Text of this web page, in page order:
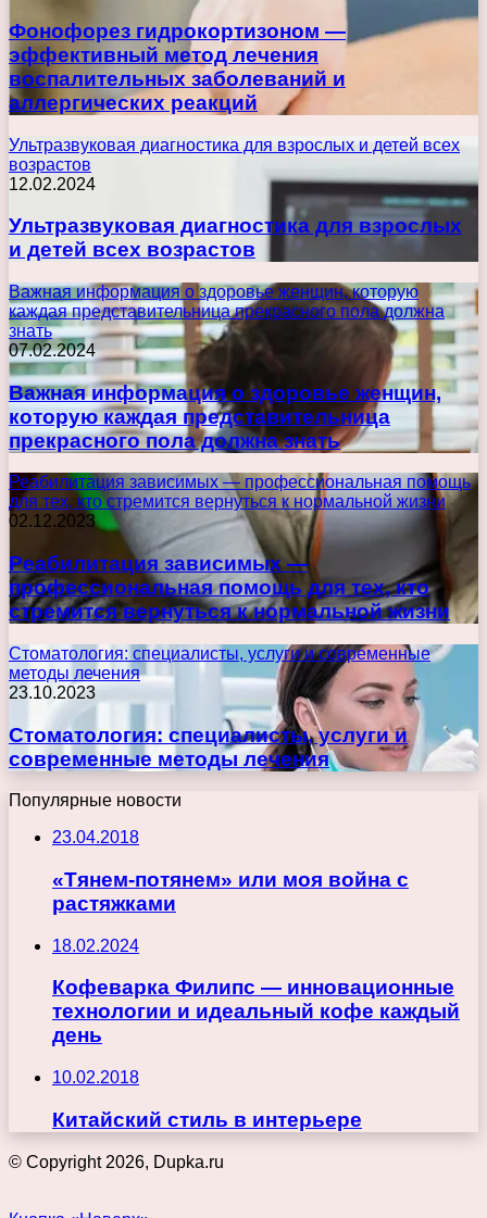
Фонофорез гидрокортизоном —
эффективный метод лечения
воспалительных заболеваний и
аллергических реакций
Ультразвуковая диагностика для взрослых и детей всех
возрастов
12.02.2024
Ультразвуковая диагностика для взрослых
и детей всех возрастов
Важная информация о здоровье женщин, которую
каждая представительница прекрасного пола должна
знать
07.02.2024
Важная информация о здоровье женщин,
которую каждая представительница
прекрасного пола должна знать
Реабилитация зависимых — профессиональная помощь
для тех, кто стремится вернуться к нормальной жизни
02.12.2023
Реабилитация зависимых —
профессиональная помощь для тех, кто
стремится вернуться к нормальной жизни
Стоматология: специалисты, услуги и современные
методы лечения
23.10.2023
Стоматология: специалисты, услуги и
современные методы лечения
Популярные новости
23.04.2018
«Тянем-потянем» или моя война с
растяжками
18.02.2024
Кофеварка Филипс — инновационные
технологии и идеальный кофе каждый
день
10.02.2018
Китайский стиль в интерьере
© Copyright 2026, Dupka.ru